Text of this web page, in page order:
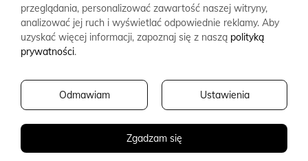
MAIL: biuro@wydawnictwoalbatros.com
COPYRIGHTS
WYDAWNICTWO ALBATROS
CREATED BY2SIDES.PL
przeglądania, personalizować zawartość naszej witryny,
analizować jej ruch i wyświetlać odpowiednie reklamy. Aby
uzyskać więcej informacji, zapoznaj się z naszą polityką
prywatności.
Zgadzam się
Ustawienia
Odmawiam